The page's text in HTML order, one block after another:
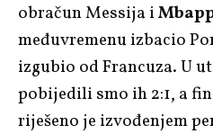
obračun Messija i
međuvremenu izbacio
izgubio od Francuza. U
pobijedili smo ih 2:1, a
riješeno je izvođenjem